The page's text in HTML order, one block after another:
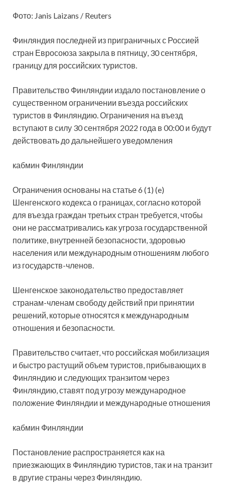
Фото: Janis Laizans / Reuters
Финляндия последней из приграничных с Россией
стран Евросоюза закрыла в пятницу, 30 сентября,
границу для российских туристов.
Правительство Финляндии издало постановление о
существенном ограничении въезда российских
туристов в Финляндию. Ограничения на въезд
вступают в силу 30 сентября 2022 года в 00:00 и будут
действовать до дальнейшего уведомления
кабмин Финляндии
Ограничения основаны на статье 6 (1) (e)
Шенгенского кодекса о границах, согласно которой
для въезда граждан третьих стран требуется, чтобы
они не рассматривались как угроза государственной
политике, внутренней безопасности, здоровью
населения или международным отношениям любого
из государств-членов.
Шенгенское законодательство предоставляет
странам-членам свободу действий при принятии
решений, которые относятся к международным
отношения и безопасности.
Правительство считает, что российская мобилизация
и быстро растущий объем туристов, прибывающих в
Финляндию и следующих транзитом через
Финляндию, ставят под угрозу международное
положение Финляндии и международные отношения
кабмин Финляндии
Постановление распространяется как на
приезжающих в Финляндию туристов, так и на транзит
в другие страны через Финляндию.